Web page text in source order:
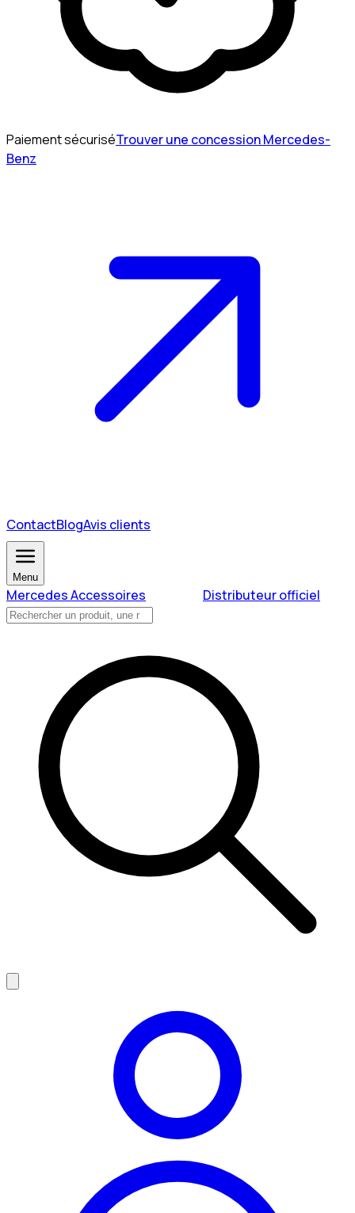
Paiement sécuriséTrouver une concession Mercedes-
Benz
ContactBlogAvis clients
Menu
Mercedes Accessoires Distributeur officiel